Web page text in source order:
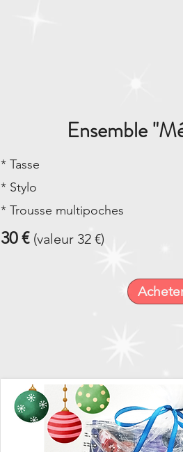
Ensemble
* Tasse
* Stylo
* Trousse multipoches
30 € (valeur 32 €)